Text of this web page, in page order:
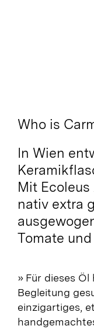
Who is
In Wien
Mit
nativ extra
Tomate
» Für dieses
Begleitung
einzigartiges,